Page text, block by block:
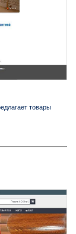
товары